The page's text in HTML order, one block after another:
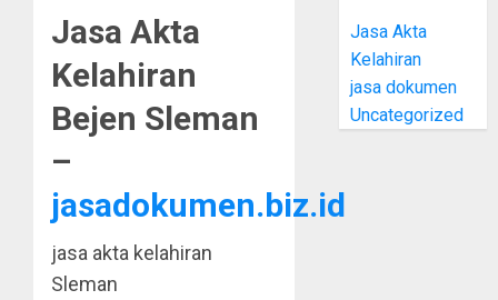
Jasa Akta
Kelahiran
Bejen Sleman
–
jasadokumen.biz.id
jasa akta kelahiran
Sleman
Jasa Akta
Kelahiran
jasa dokumen
Uncategorized